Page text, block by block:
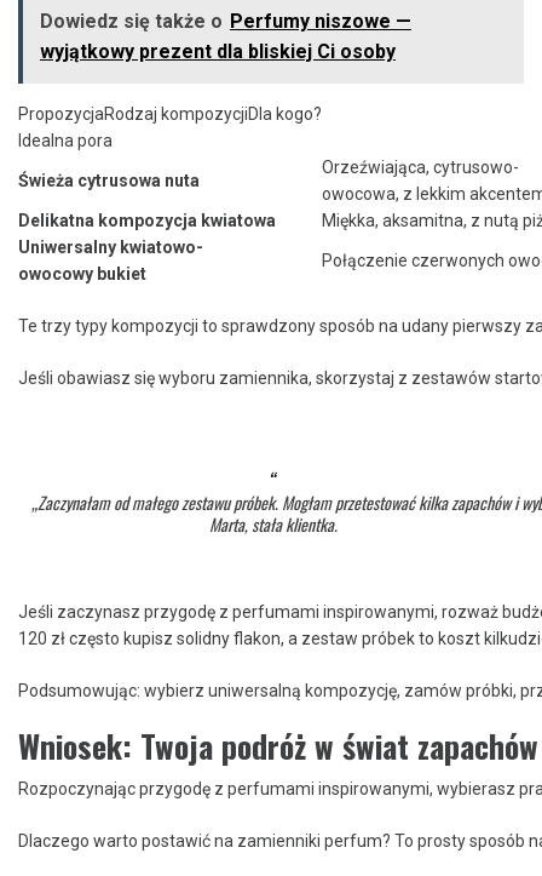
Dowiedz się także o Perfumy niszowe —
wyjątkowy prezent dla bliskiej Ci osoby
PropozycjaRodzaj kompozycjiDla kogo?
Idealna pora
Świeża cytrusowa nuta
Orzeźwiająca, cytrusowo-
owocowa, z lekkim
Delikatna kompozycja kwiatowa
Miękka, aksamitna, z nutą
Uniwersalny kwiatowo-
owocowy bukiet
Połączenie czerwonych
Te trzy typy kompozycji to sprawdzony sposób na udany pierwszy
Jeśli obawiasz się wyboru zamiennika, skorzystaj z zestawów
„Zaczynałam od małego zestawu próbek. Mogłam przetestować kilka zapachów i
Marta, stała klientka.
Jeśli zaczynasz przygodę z perfumami inspirowanymi, rozważ
120 zł często kupisz solidny flakon, a zestaw próbek to koszt
Podsumowując: wybierz uniwersalną kompozycję, zamów próbki,
Wniosek: Twoja podróż w świat
Rozpoczynając przygodę z perfumami inspirowanymi, wybierasz
Dlaczego warto postawić na zamienniki perfum? To prosty sposób